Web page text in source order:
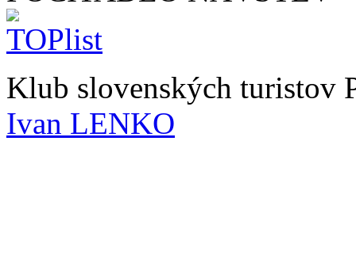
Klub slovenských turistov
Ivan LENKO